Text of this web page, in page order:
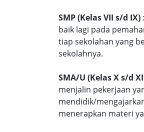
SMP (Kelas VII s/d IX)
baik lagi pada
tiap sekolahan yang
sekolahnya.
SMA/U (Kelas X s/d
menjalin pekerjaan
mendidik/
menerapkan materi